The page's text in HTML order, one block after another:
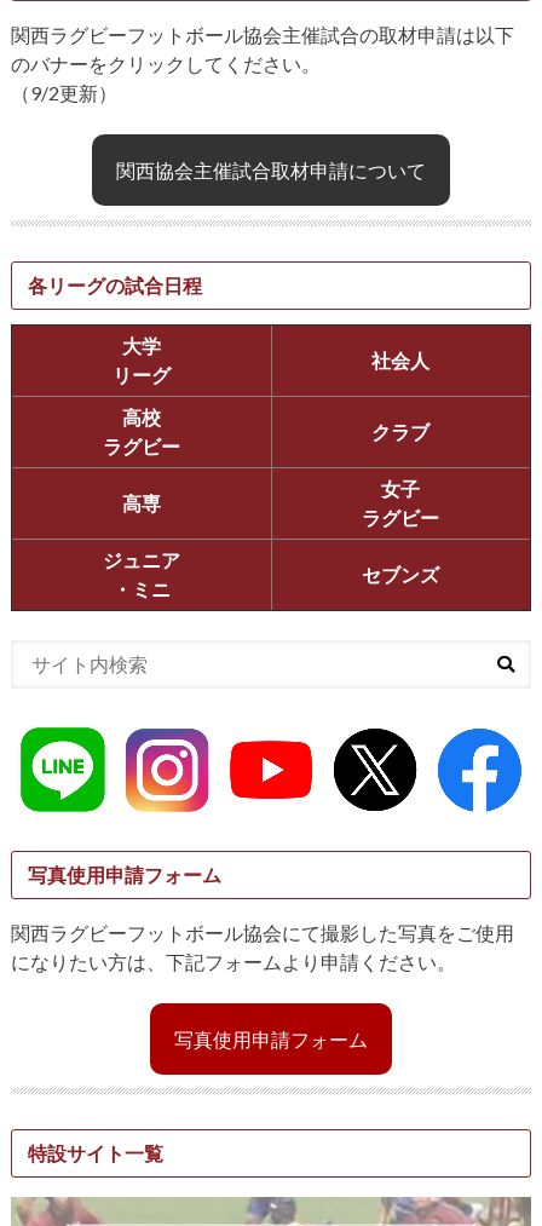
関西ラグビーフットボール協会主催試合の取材申請は以下
のバナーをクリックしてください。
（9/2更新）
関西協会主催試合取材申請について
各リーグの試合日程
大学
リーグ
社会人
高校
ラグビー
クラブ
高専
女子
ラグビー
ジュニア
・ミニ
セブンズ
写真使用申請フォーム
関西ラグビーフットボール協会にて撮影した写真をご使用
になりたい方は、下記フォームより申請ください。
写真使用申請フォーム
特設サイト一覧